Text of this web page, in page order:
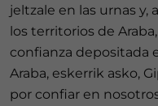
jeltzale en las urnas y,
los territorios de
confianza depositada
Araba, eskerrik asko,
por confiar en